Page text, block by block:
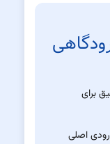
برای
اصلی